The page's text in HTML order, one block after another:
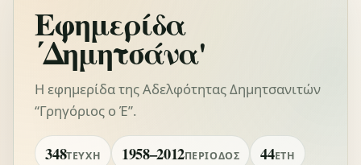
Εφημερίδα
΄Δημητσάνα'
Η εφημερίδα της Αδελφότητας Δημητσανιτών
“Γρηγόριος ο Έ”.
348ΤΕΎΧΗ 1958–2012ΠΕΡΊΟΔΟΣ 44ΈΤΗ